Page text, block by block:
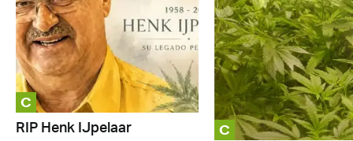
C
RIP Henk IJpelaar C